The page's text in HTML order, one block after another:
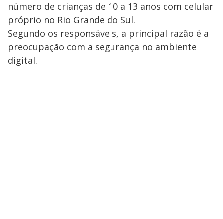
número de crianças de 10 a 13 anos com celular
próprio no Rio Grande do Sul.
Segundo os responsáveis, a principal razão é a
preocupação com a segurança no ambiente
digital.